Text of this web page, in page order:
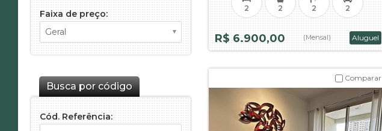
Aluguel
R$ 6.900,00 (Mensal)
2 2 2 2
Comparar
Faixa de preço:
Busca por código
Cód. Referência: